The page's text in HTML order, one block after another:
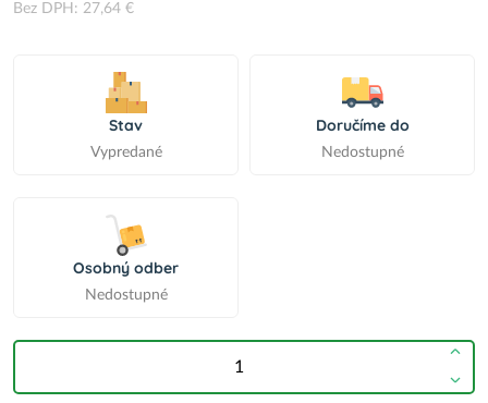
Bez DPH: 27,64 €
Stav
Vypredané
Doručíme do
Nedostupné
Osobný odber
Nedostupné